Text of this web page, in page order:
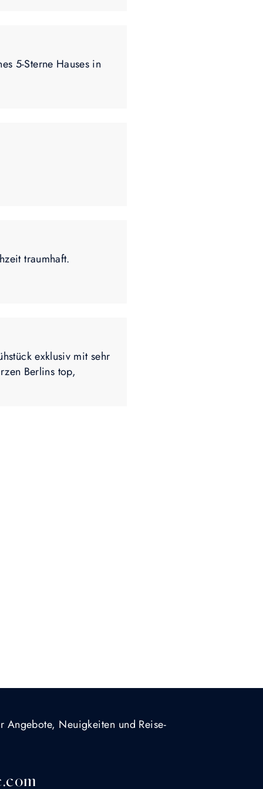
5-Sterne Hauses in
traumhaft.
exklusiv mit sehr
Berlins top,
Angebote, Neuigkeiten und Reise-